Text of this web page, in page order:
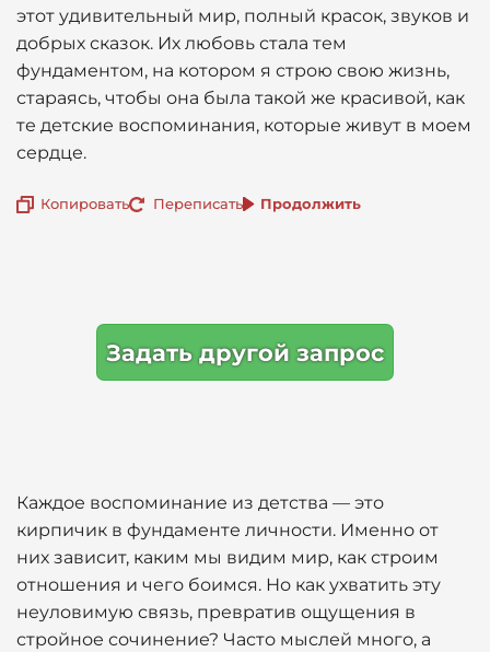
этот удивительный мир, полный красок, звуков и
добрых сказок. Их любовь стала тем
фундаментом, на котором я строю свою жизнь,
стараясь, чтобы она была такой же красивой, как
те детские воспоминания, которые живут в моем
сердце.
Копировать Переписать Продолжить
Задать другой запрос
Каждое воспоминание из детства — это
кирпичик в фундаменте личности. Именно от
них зависит, каким мы видим мир, как строим
отношения и чего боимся. Но как ухватить эту
неуловимую связь, превратив ощущения в
стройное сочинение? Часто мыслей много, а